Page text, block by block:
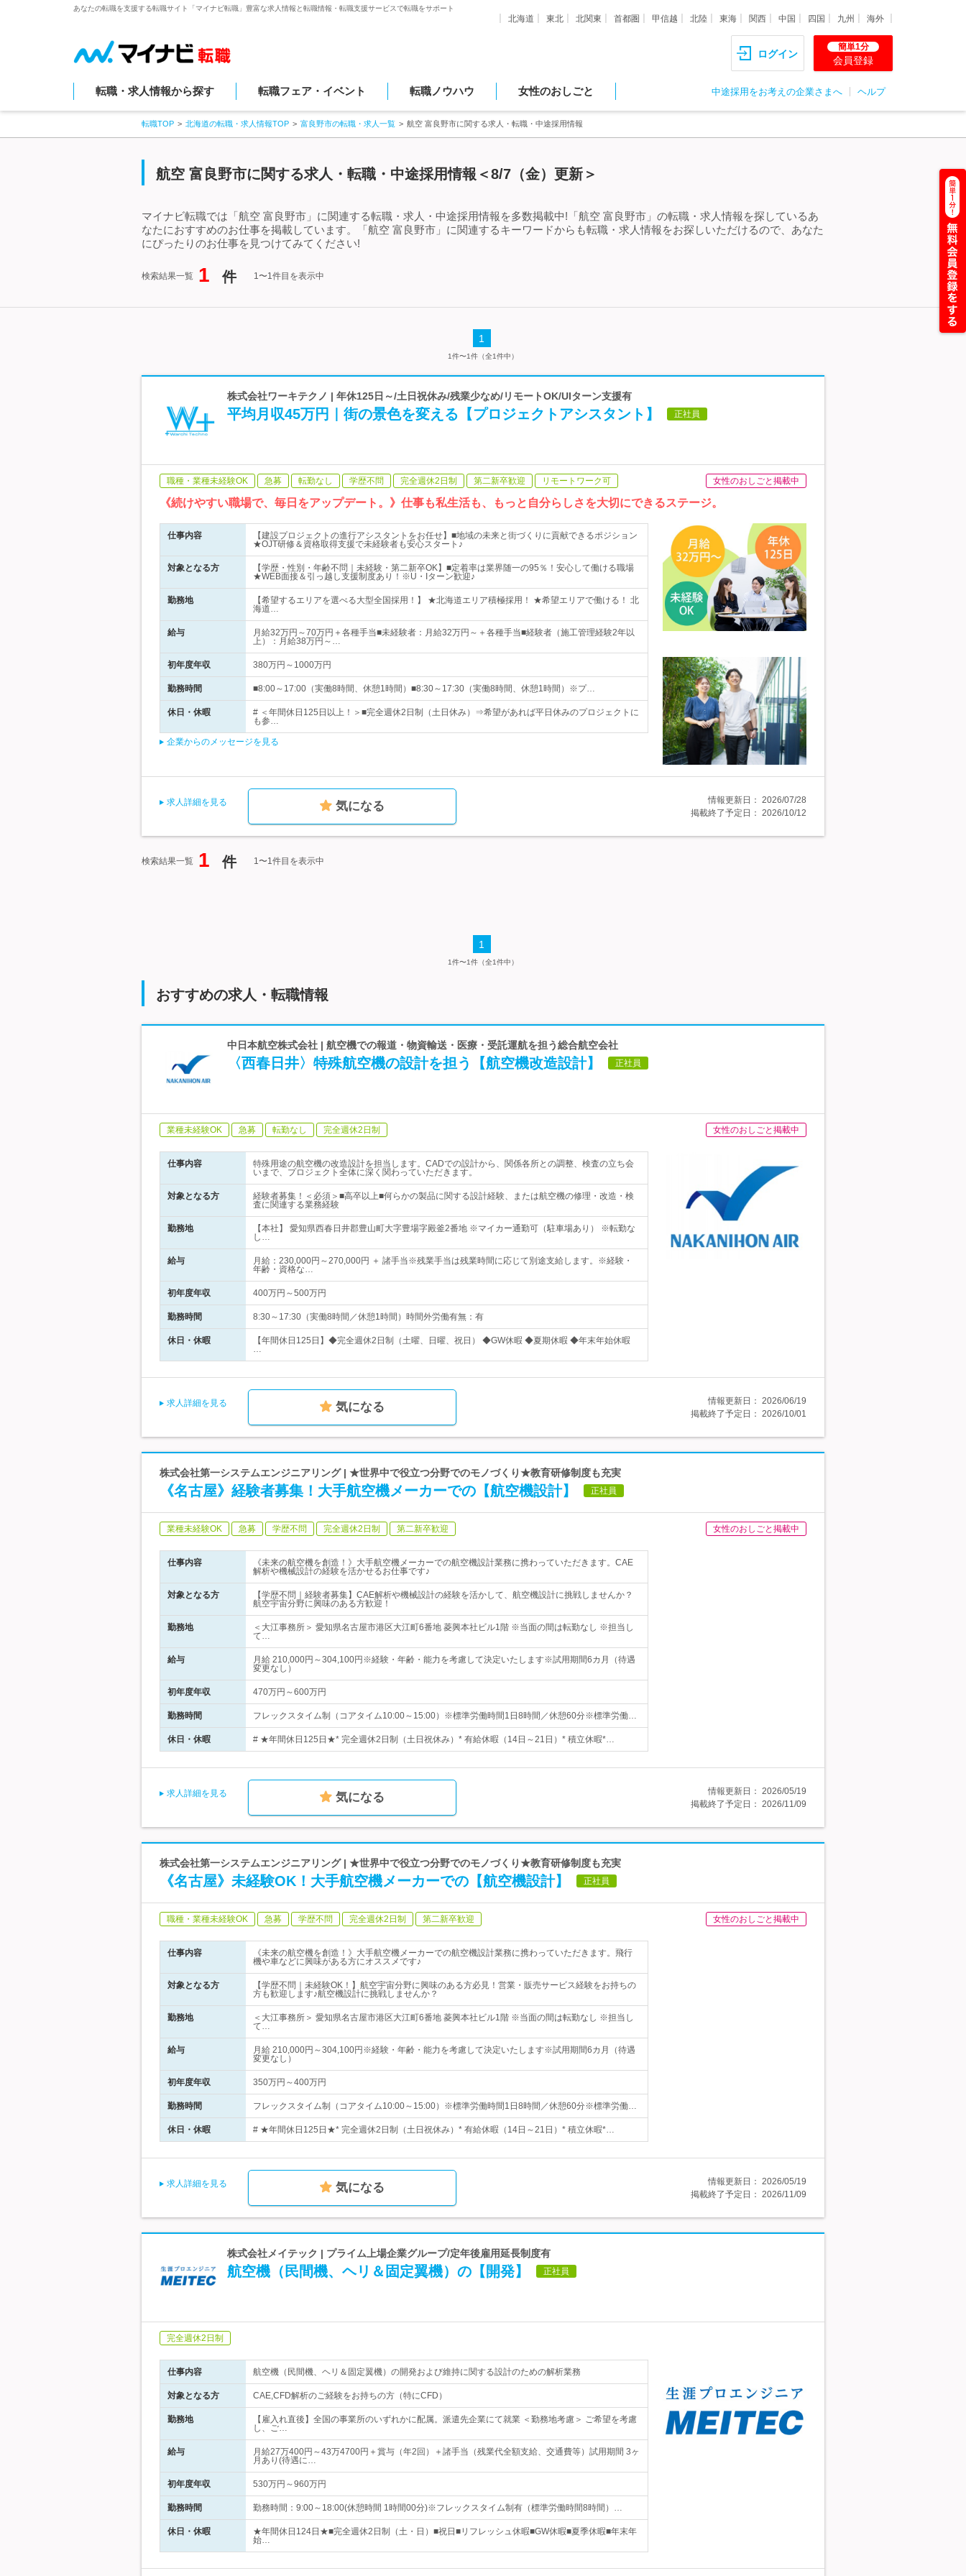
あなたの転職を支援する転職サイト「マイナビ転職」豊富な求人情報と転職情報・転職支援サービスで転職をサポート
北海道 東北 北関東 首都圏 甲信越 北陸 東海 関西 中国 四国 九州 海外
ログイン
簡単1分
会員登録
転職・求人情報から探す 転職フェア・イベント 転職ノウハウ 女性のおしごと 中途採用をお考えの企業さまへ ヘルプ
転職TOP 北海道の転職・求人情報TOP 富良野市の転職・求人一覧 航空 富良野市に関する求人・転職・中途採用情報
航空 富良野市に関する求人・転職・中途採用情報＜8/7（金）更新＞
マイナビ転職では「航空 富良野市」に関連する転職・求人・中途採用情報を多数掲載中!「航空 富良野市」の転職・求人情報を探しているあ
なたにおすすめのお仕事を掲載しています。「航空 富良野市」に関連するキーワードからも転職・求人情報をお探しいただけるので、あなた
にぴったりのお仕事を見つけてみてください!
検索結果一覧 1 件 1〜1件目を表示中
1
1件〜1件（全1件中）
株式会社ワーキテクノ | 年休125日～/土日祝休み/残業少なめ/リモートOK/UIターン支援有
平均月収45万円｜街の景色を変える【プロジェクトアシスタント】 正社員
職種・業種未経験OK 急募 転勤なし 学歴不問 完全週休2日制 第二新卒歓迎 リモートワーク可 女性のおしごと掲載中
《続けやすい職場で、毎日をアップデート。》仕事も私生活も、もっと自分らしさを大切にできるステージ。
仕事内容
【建設プロジェクトの進行アシスタントをお任せ】■地域の未来と街づくりに貢献できるポジション
★OJT研修＆資格取得支援で未経験者も安心スタート♪
対象となる方
【学歴・性別・年齢不問｜未経験・第二新卒OK】■定着率は業界随一の95％！安心して働ける職場
★WEB面接＆引っ越し支援制度あり！※U・Iターン歓迎♪
勤務地
【希望するエリアを選べる大型全国採用！】 ★北海道エリア積極採用！ ★希望エリアで働ける！ 北
海道…
給与
月給32万円～70万円＋各種手当■未経験者：月給32万円～＋各種手当■経験者（施工管理経験2年以
上）：月給38万円～…
初年度年収 380万円～1000万円
勤務時間 ■8:00～17:00（実働8時間、休憩1時間）■8:30～17:30（実働8時間、休憩1時間）※プ…
休日・休暇
# ＜年間休日125日以上！＞■完全週休2日制（土日休み）⇒希望があれば平日休みのプロジェクトに
も参…
企業からのメッセージを見る
求人詳細を見る 気になる 情報更新日： 2026/07/28
掲載終了予定日： 2026/10/12
検索結果一覧 1 件 1〜1件目を表示中
1
1件〜1件（全1件中）
おすすめの求人・転職情報
中日本航空株式会社 | 航空機での報道・物資輸送・医療・受託運航を担う総合航空会社
〈西春日井〉特殊航空機の設計を担う【航空機改造設計】 正社員
業種未経験OK 急募 転勤なし 完全週休2日制 女性のおしごと掲載中
仕事内容
特殊用途の航空機の改造設計を担当します。CADでの設計から、関係各所との調整、検査の立ち会
いまで、プロジェクト全体に深く関わっていただきます。
対象となる方
経験者募集！＜必須＞■高卒以上■何らかの製品に関する設計経験、または航空機の修理・改造・検
査に関連する業務経験
勤務地
【本社】 愛知県西春日井郡豊山町大字豊場字殿釜2番地 ※マイカー通勤可（駐車場あり） ※転勤な
し…
給与
月給：230,000円～270,000円 ＋ 諸手当※残業手当は残業時間に応じて別途支給します。※経験・
年齢・資格な…
初年度年収 400万円～500万円
勤務時間 8:30～17:30（実働8時間／休憩1時間）時間外労働有無：有
休日・休暇
【年間休日125日】◆完全週休2日制（土曜、日曜、祝日） ◆GW休暇 ◆夏期休暇 ◆年末年始休暇
…
求人詳細を見る 気になる 情報更新日： 2026/06/19
掲載終了予定日： 2026/10/01
株式会社第一システムエンジニアリング | ★世界中で役立つ分野でのモノづくり★教育研修制度も充実
《名古屋》経験者募集！大手航空機メーカーでの【航空機設計】 正社員
業種未経験OK 急募 学歴不問 完全週休2日制 第二新卒歓迎 女性のおしごと掲載中
仕事内容
《未来の航空機を創造！》大手航空機メーカーでの航空機設計業務に携わっていただきます。CAE
解析や機械設計の経験を活かせるお仕事です♪
対象となる方
【学歴不問｜経験者募集】CAE解析や機械設計の経験を活かして、航空機設計に挑戦しませんか？
航空宇宙分野に興味のある方歓迎！
勤務地
＜大江事務所＞ 愛知県名古屋市港区大江町6番地 菱興本社ビル1階 ※当面の間は転勤なし ※担当し
て…
給与
月給 210,000円～304,100円※経験・年齢・能力を考慮して決定いたします※試用期間6カ月（待遇
変更なし）
初年度年収 470万円～600万円
勤務時間 フレックスタイム制（コアタイム10:00～15:00）※標準労働時間1日8時間／休憩60分※標準労働…
休日・休暇 # ★年間休日125日★* 完全週休2日制（土日祝休み）* 有給休暇（14日～21日）* 積立休暇*…
求人詳細を見る 気になる 情報更新日： 2026/05/19
掲載終了予定日： 2026/11/09
株式会社第一システムエンジニアリング | ★世界中で役立つ分野でのモノづくり★教育研修制度も充実
《名古屋》未経験OK！大手航空機メーカーでの【航空機設計】 正社員
職種・業種未経験OK 急募 学歴不問 完全週休2日制 第二新卒歓迎 女性のおしごと掲載中
仕事内容
《未来の航空機を創造！》大手航空機メーカーでの航空機設計業務に携わっていただきます。飛行
機や車などに興味がある方にオススメです♪
対象となる方
【学歴不問｜未経験OK！】航空宇宙分野に興味のある方必見！営業・販売サービス経験をお持ちの
方も歓迎します♪航空機設計に挑戦しませんか？
勤務地
＜大江事務所＞ 愛知県名古屋市港区大江町6番地 菱興本社ビル1階 ※当面の間は転勤なし ※担当し
て…
給与
月給 210,000円～304,100円※経験・年齢・能力を考慮して決定いたします※試用期間6カ月（待遇
変更なし）
初年度年収 350万円～400万円
勤務時間 フレックスタイム制（コアタイム10:00～15:00）※標準労働時間1日8時間／休憩60分※標準労働…
休日・休暇 # ★年間休日125日★* 完全週休2日制（土日祝休み）* 有給休暇（14日～21日）* 積立休暇*…
求人詳細を見る 気になる 情報更新日： 2026/05/19
掲載終了予定日： 2026/11/09
株式会社メイテック | プライム上場企業グループ/定年後雇用延長制度有
航空機（民間機、ヘリ＆固定翼機）の【開発】 正社員
完全週休2日制
仕事内容 航空機（民間機、ヘリ＆固定翼機）の開発および維持に関する設計のための解析業務
対象となる方 CAE,CFD解析のご経験をお持ちの方（特にCFD）
勤務地
【雇入れ直後】全国の事業所のいずれかに配属。派遣先企業にて就業 ＜勤務地考慮＞ ご希望を考慮
し、ご…
給与
月給27万400円～43万4700円＋賞与（年2回）＋諸手当（残業代全額支給、交通費等）試用期間 3ヶ
月あり(待遇に…
初年度年収 530万円～960万円
勤務時間 勤務時間：9:00～18:00(休憩時間 1時間00分)※フレックスタイム制有（標準労働時間8時間）…
休日・休暇
★年間休日124日★■完全週休2日制（土・日）■祝日■リフレッシュ休暇■GW休暇■夏季休暇■年末年
始…